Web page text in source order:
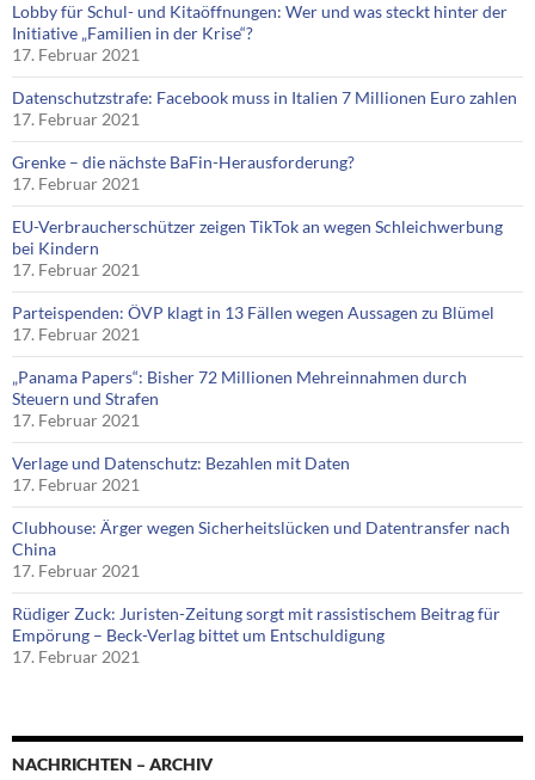
Lobby für Schul- und Kitaöffnungen: Wer und was steckt hinter der
Initiative „Familien in der Krise“?
17. Februar 2021
Datenschutzstrafe: Facebook muss in Italien 7 Millionen Euro zahlen
17. Februar 2021
Grenke – die nächste BaFin-Herausforderung?
17. Februar 2021
EU-Verbraucherschützer zeigen TikTok an wegen Schleichwerbung
bei Kindern
17. Februar 2021
Parteispenden: ÖVP klagt in 13 Fällen wegen Aussagen zu Blümel
17. Februar 2021
„Panama Papers“: Bisher 72 Millionen Mehreinnahmen durch
Steuern und Strafen
17. Februar 2021
Verlage und Datenschutz: Bezahlen mit Daten
17. Februar 2021
Clubhouse: Ärger wegen Sicherheitslücken und Datentransfer nach
China
17. Februar 2021
Rüdiger Zuck: Juristen-Zeitung sorgt mit rassistischem Beitrag für
Empörung – Beck-Verlag bittet um Entschuldigung
17. Februar 2021
NACHRICHTEN – ARCHIV